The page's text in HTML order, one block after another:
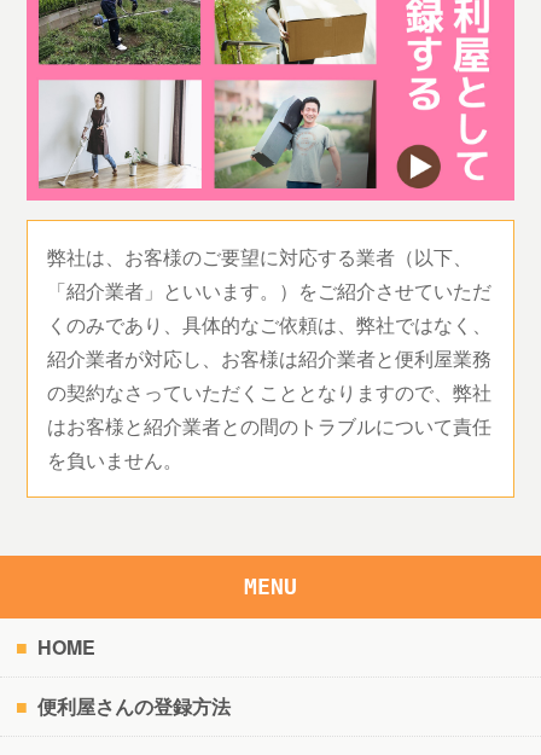
弊社は、お客様のご要望に対応する業者（以下、
「紹介業者」といいます。）をご紹介させていただ
くのみであり、具体的なご依頼は、弊社ではなく、
紹介業者が対応し、お客様は紹介業者と便利屋業務
の契約なさっていただくこととなりますので、弊社
はお客様と紹介業者との間のトラブルについて責任
を負いません。
MENU
HOME
便利屋さんの登録方法